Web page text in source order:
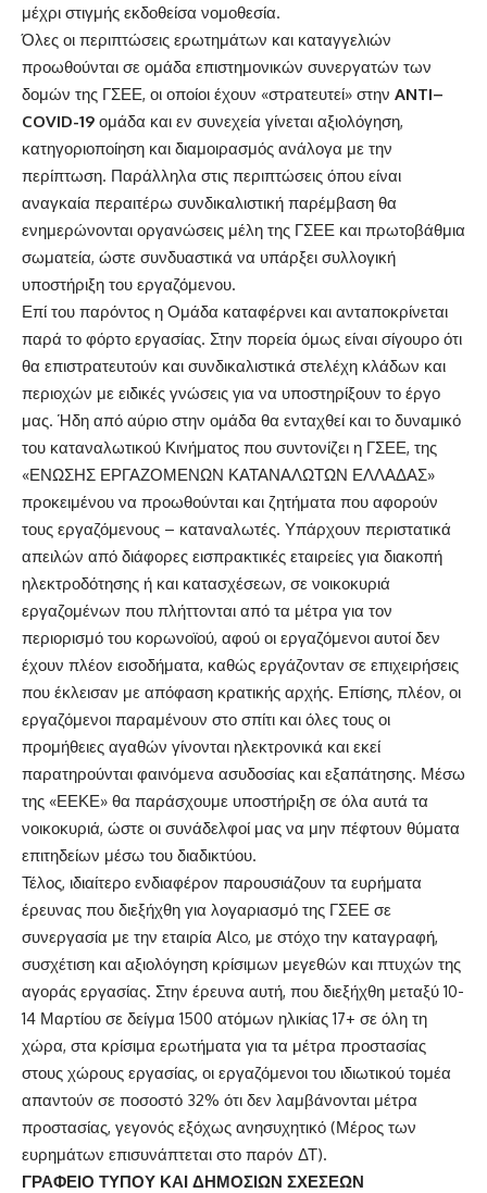
μέχρι στιγμής εκδοθείσα νομοθεσία.
Όλες οι περιπτώσεις ερωτημάτων και καταγγελιών
προωθούνται σε ομάδα επιστημονικών συνεργατών των
δομών της ΓΣΕΕ, οι οποίοι έχουν «στρατευτεί» στην ANTI–
COVID-19 ομάδα και εν συνεχεία γίνεται αξιολόγηση,
κατηγοριοποίηση και διαμοιρασμός ανάλογα με την
περίπτωση. Παράλληλα στις περιπτώσεις όπου είναι
αναγκαία περαιτέρω συνδικαλιστική παρέμβαση θα
ενημερώνονται οργανώσεις μέλη της ΓΣΕΕ και πρωτοβάθμια
σωματεία, ώστε συνδυαστικά να υπάρξει συλλογική
υποστήριξη του εργαζόμενου.
Επί του παρόντος η Ομάδα καταφέρνει και ανταποκρίνεται
παρά το φόρτο εργασίας. Στην πορεία όμως είναι σίγουρο ότι
θα επιστρατευτούν και συνδικαλιστικά στελέχη κλάδων και
περιοχών με ειδικές γνώσεις για να υποστηρίξουν το έργο
μας. Ήδη από αύριο στην ομάδα θα ενταχθεί και το δυναμικό
του καταναλωτικού Κινήματος που συντονίζει η ΓΣΕΕ, της
«ΕΝΩΣΗΣ ΕΡΓΑΖΟΜΕΝΩΝ ΚΑΤΑΝΑΛΩΤΩΝ ΕΛΛΑΔΑΣ»
προκειμένου να προωθούνται και ζητήματα που αφορούν
τους εργαζόμενους – καταναλωτές. Υπάρχουν περιστατικά
απειλών από διάφορες εισπρακτικές εταιρείες για διακοπή
ηλεκτροδότησης ή και κατασχέσεων, σε νοικοκυριά
εργαζομένων που πλήττονται από τα μέτρα για τον
περιορισμό του κορωνοϊού, αφού οι εργαζόμενοι αυτοί δεν
έχουν πλέον εισοδήματα, καθώς εργάζονταν σε επιχειρήσεις
που έκλεισαν με απόφαση κρατικής αρχής. Επίσης, πλέον, οι
εργαζόμενοι παραμένουν στο σπίτι και όλες τους οι
προμήθειες αγαθών γίνονται ηλεκτρονικά και εκεί
παρατηρούνται φαινόμενα ασυδοσίας και εξαπάτησης. Μέσω
της «ΕΕΚΕ» θα παράσχουμε υποστήριξη σε όλα αυτά τα
νοικοκυριά, ώστε οι συνάδελφοί μας να μην πέφτουν θύματα
επιτηδείων μέσω του διαδικτύου.
Τέλος, ιδιαίτερο ενδιαφέρον παρουσιάζουν τα ευρήματα
έρευνας που διεξήχθη για λογαριασμό της ΓΣΕΕ σε
συνεργασία με την εταιρία Alco, με στόχο την καταγραφή,
συσχέτιση και αξιολόγηση κρίσιμων μεγεθών και πτυχών της
αγοράς εργασίας. Στην έρευνα αυτή, που διεξήχθη μεταξύ 10-
14 Μαρτίου σε δείγμα 1500 ατόμων ηλικίας 17+ σε όλη τη
χώρα, στα κρίσιμα ερωτήματα για τα μέτρα προστασίας
στους χώρους εργασίας, οι εργαζόμενοι του ιδιωτικού τομέα
απαντούν σε ποσοστό 32% ότι δεν λαμβάνονται μέτρα
προστασίας, γεγονός εξόχως ανησυχητικό (Μέρος των
ευρημάτων επισυνάπτεται στο παρόν ΔΤ).
ΓΡΑΦΕΙΟ ΤΥΠΟΥ ΚΑΙ ΔΗΜΟΣΙΩΝ ΣΧΕΣΕΩΝ